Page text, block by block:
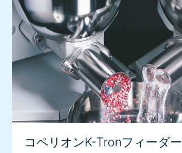
コペリオンK-Tronフィーダー